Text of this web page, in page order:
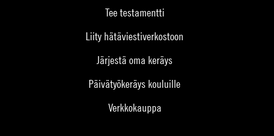
Tee testamentti
Liity hätäviestiverkostoon
Järjestä oma keräys
Päivätyökeräys kouluille
Verkkokauppa